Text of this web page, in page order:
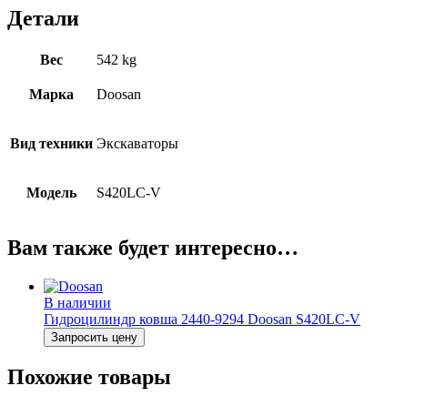
Детали
Вес 542 kg
Марка Doosan
Вид техники Экскаваторы
Модель S420LC-V
Вам также будет интересно…
В наличии
Гидроцилиндр ковша 2440-9294 Doosan S420LC-V
Запросить цену
Похожие товары